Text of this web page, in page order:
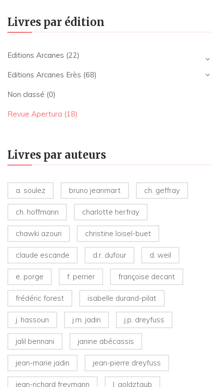
Livres par édition
Editions Arcanes (22)
Editions Arcanes Erès (68)
Non classé (0)
Revue Apertura (18)
Livres par auteurs
a. soulez bruno jeanmart ch. geffray
ch. hoffmann charlotte herfray
chawki azouri christine loisel-buet
claude escande d.r. dufour d. weil
e. porge f. perrier françoise decant
frédéric forest isabelle durand-pilat
j. hassoun j.m. jadin j.p. dreyfuss
jalil bennani janine abécassis
jean-marie jadin jean-pierre dreyfuss
jean-richard freymann l. goldztaub